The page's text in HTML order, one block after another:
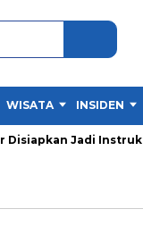
WISATA INSIDEN
Jadi Instruktur